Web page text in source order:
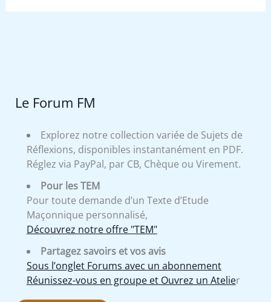
Le Forum FM
Explorez notre collection variée de Sujets de
Réflexions, disponibles instantanément en PDF.
Réglez via PayPal, par CB, Chèque ou Virement.
Pour les TEM
Pour toute demande d’un Texte d’Etude
Maçonnique personnalisé,
Découvrez notre offre "TEM"
Partagez savoirs et vos avis
Sous l’onglet Forums avec un abonnement
Réunissez-vous en groupe et Ouvrez un Atelier